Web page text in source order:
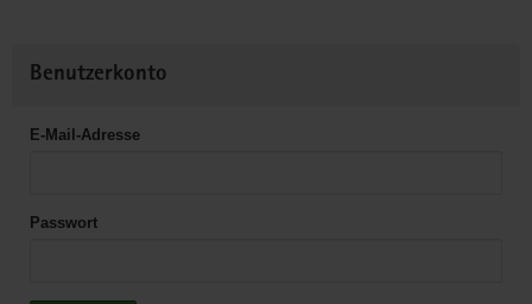
Benutzerkonto
E-Mail-Adresse
Passwort